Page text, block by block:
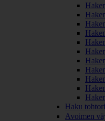
Haku
Avoimen